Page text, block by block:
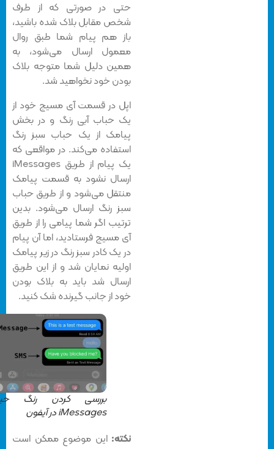
حتی در صورتی که از طرف
شخص مقابل بلاک شده باشید،
باز هم پیام شما طبق روال
معمول ارسال می‌شود، به
همین دلیل شما متوجه بلاک
بودن خود نخواهید شد.
اپل در قسمت آی مسیج خود از
یک حباب آبی رنگ و در بخش
پیامک از یک حباب سبز رنگ
استفاده می‌کند. در مواقعی که
یک پیام از طریق iMessages
ارسال نشود به قسمت پیامک
منتقل می‌شود و از طریق حباب
سبز رنگ ارسال می‌شود. بدین
ترتیب اگر شما پیامی را از طریق
آی مسیج فرستادید، اما آن پیام
در یک کادر سبز رنگ در زیر پیامک
اولیه نمایان شد و از این طریق
ارسال شد باید به بلاک بودن
خود از جانب گیرنده شک کنید.
بررسی کردن رنگ حباب
iMessages در آیفون
نکته:این موضوع ممکن است